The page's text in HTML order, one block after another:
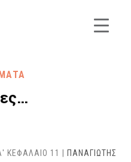
ΚΕΦΑΛΑΙΟ 11
ΠΑΝΑΓΙΩΤΗΣ